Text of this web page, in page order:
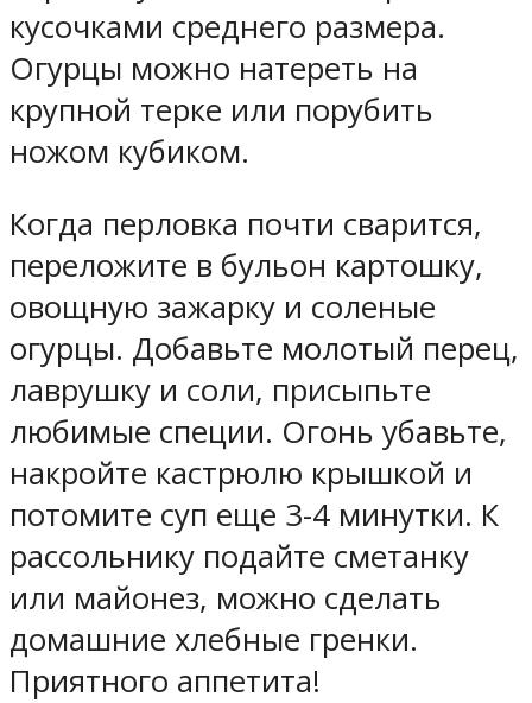
кусочками среднего размера.
Огурцы можно натереть на
крупной терке или порубить
ножом кубиком.
Когда перловка почти сварится,
переложите в бульон картошку,
овощную зажарку и соленые
огурцы. Добавьте молотый перец,
лаврушку и соли, присыпьте
любимые специи. Огонь убавьте,
накройте кастрюлю крышкой и
потомите суп еще 3-4 минутки. К
рассольнику подайте сметанку
или майонез, можно сделать
домашние хлебные гренки.
Приятного аппетита!